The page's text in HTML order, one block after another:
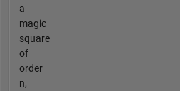
a
magic
square
of
order
n,